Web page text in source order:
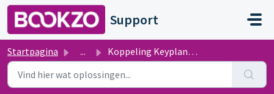
Doorgaan naar hoofdinhoud
Support
Startpagina ... Koppeling Keyplan Bookzo